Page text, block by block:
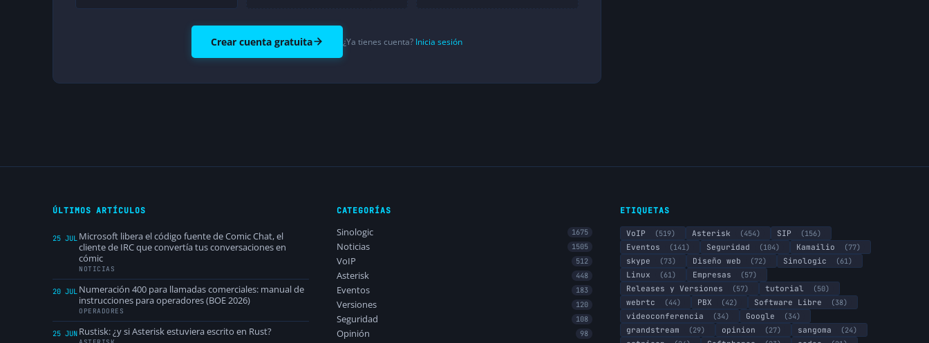
Crear cuenta gratuita ¿Ya tienes cuenta? Inicia sesión
ÚLTIMOS ARTÍCULOS
25 JUL Microsoft libera el código fuente de Comic Chat, el
cliente de IRC que convertía tus conversaciones en
cómic
NOTICIAS
20 JUL Numeración 400 para llamadas comerciales: manual de
instrucciones para operadores (BOE 2026)
OPERADORES
25 JUN Rustisk: ¿y si Asterisk estuviera escrito en Rust?
CATEGORÍAS
Sinologic 1675
Noticias 1505
VoIP 512
Asterisk 448
Eventos 183
Versiones 120
Seguridad 108
Opinión 98
ETIQUETAS
VoIP (519) Asterisk (454) SIP
(156)
Eventos
(141) Seguridad (104) Kamailio
(77)
skype
(73) Diseño web (72) Sinologic
(61)
Linux
(61) Empresas
(57)
Releases y Versiones
(57) tutorial
(50)
webrtc
(44) PBX (42) Software Libre
(38)
videoconferencia
(34) Google
(34)
grandstream
(29) opinion (27) sangoma
(24)